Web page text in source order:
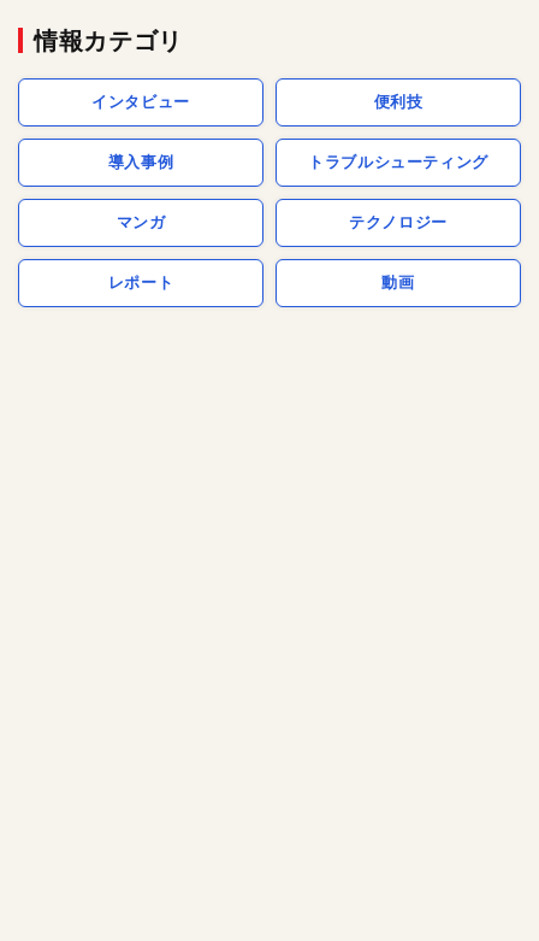
情報カテゴリ
インタビュー 便利技
導入事例 トラブルシューティング
マンガ テクノロジー
レポート 動画